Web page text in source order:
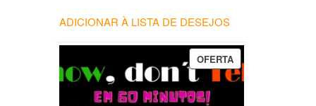
ADICIONAR À LISTA DE DESEJOS
OFERTAPRODUTO
EM